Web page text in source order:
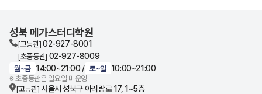
성북 메가스터디학원
[고등관] 02-927-8001
[초중등관] 02-927-8009
월~금 14:00~21:00 / 토~일 10:00~21:00
※ 초중등관은 일요일 미운영
[고등관] 서울시 성북구 아리랑로 17, 1~5층